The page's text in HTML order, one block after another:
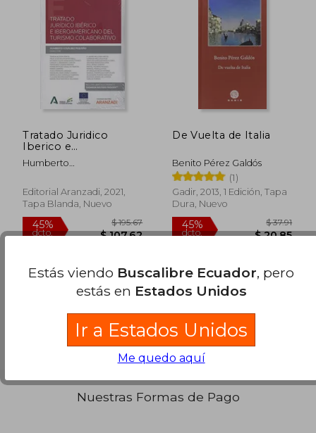
dcto.
45%
dcto.
Tratado Juridico
Iberico e
Iberoamericano del
Turismo Colabo
Humberto
Peque&Ntilde;O
Editorial Aranzadi, 2021,
Tapa Blanda, Nuevo
$ 195.67
$ 107.62
De Vuelta de Italia
Benito Pérez Galdós
(1)
Gadir, 2013, 1 Edición, Tapa
Dura, Nuevo
45%
dcto.
Nuestras Formas de Pago
Estás viendo Buscalibre Ecuador, pero
estás en Estados Unidos
Ir a Estados Unidos
Me quedo aquí